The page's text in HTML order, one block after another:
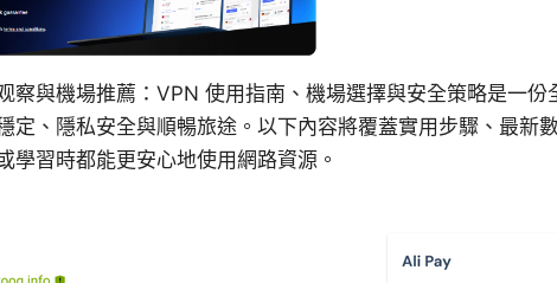
察與機場推薦：VPN 使用指南、機場選擇與安全策略是一
定、隱私安全與順暢旅途。以下內容將覆蓋實用步驟、最新
學習時都能更安心地使用網路資源。